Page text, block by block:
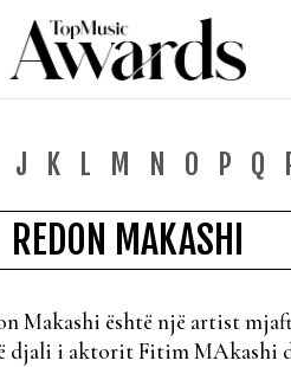
J K L M N O P Q
REDON MAKASHI
Makashi është një artist
djali i aktorit Fitim MAkashi